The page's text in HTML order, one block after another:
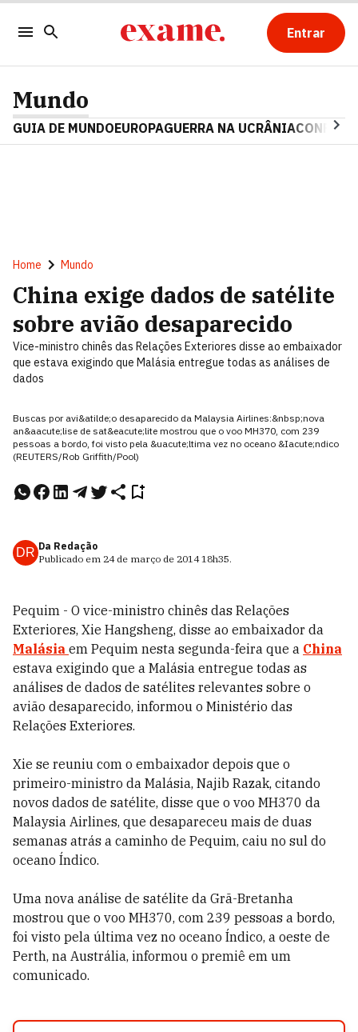
Entrar
Mundo
GUIA DE MUNDOEUROPAGUERRA NA UCRÂNIA
Home Mundo
China exige dados de satélite
sobre avião desaparecido
Vice-ministro chinês das Relações Exteriores disse ao embaixador
que estava exigindo que Malásia entregue todas as análises de
dados
Buscas por avi&atilde;o desaparecido da Malaysia Airlines:&nbsp;nova
an&aacute;lise de sat&eacute;lite mostrou que o voo MH370, com 239
pessoas a bordo, foi visto pela &uacute;ltima vez no oceano &Iacute;ndico
(REUTERS/Rob Griffith/Pool)
DR Da Redação
Publicado em 24 de março de 2014 18h35.
Pequim - O vice-ministro chinês das Relações
Exteriores, Xie Hangsheng, disse ao embaixador da
Malásia em Pequim nesta segunda-feira que a China
estava exigindo que a Malásia entregue todas as
análises de dados de satélites relevantes sobre o
avião desaparecido, informou o Ministério das
Relações Exteriores.
Xie se reuniu com o embaixador depois que o
primeiro-ministro da Malásia, Najib Razak, citando
novos dados de satélite, disse que o voo MH370 da
Malaysia Airlines, que desapareceu mais de duas
semanas atrás a caminho de Pequim, caiu no sul do
oceano Índico.
Uma nova análise de satélite da Grã-Bretanha
mostrou que o voo MH370, com 239 pessoas a bordo,
foi visto pela última vez no oceano Índico, a oeste de
Perth, na Austrália, informou o premiê em um
comunicado.